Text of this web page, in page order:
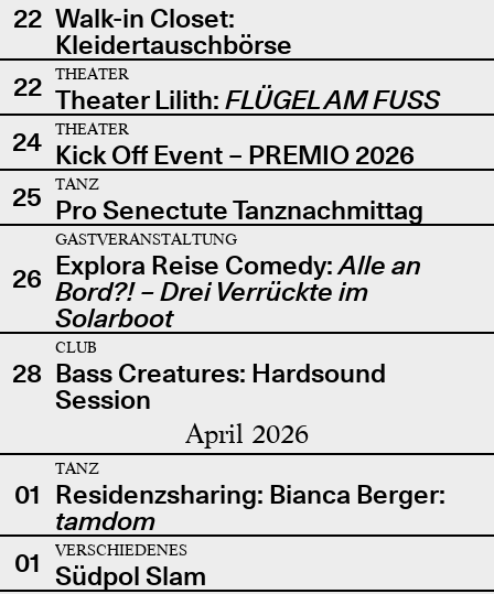
22 Walk-in Closet:
Kleidertauschbörse
22
THEATER
Theater Lilith: FLÜGEL AM FUSS
24
THEATER
Kick Off Event – PREMIO 2026
25
TANZ
Pro Senectute Tanznachmittag
26
GASTVERANSTALTUNG
Explora Reise Comedy:Alle an
Bord?! – Drei Verrückte im
Solarboot
28
CLUB
Bass Creatures: Hardsound
Session
April 2026
01
TANZ
Residenzsharing: Bianca Berger:
tamdom
01
VERSCHIEDENES
Südpol Slam